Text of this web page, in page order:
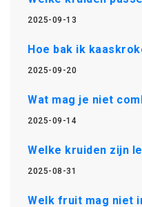
2025-09-13
Hoe bak ik
2025-09-20
Wat mag je niet
2025-09-14
Welke kruiden zijn
2025-08-31
Welk fruit mag niet